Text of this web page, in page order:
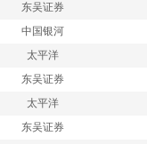
东吴证券
中国银河
太平洋
东吴证券
太平洋
东吴证券